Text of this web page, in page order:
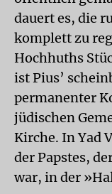
dauert es, die
komplett zu
Hochhuths
ist Pius’
permanenter
jüdischen
Kirche. In Yad
der Papstes,
war, in der